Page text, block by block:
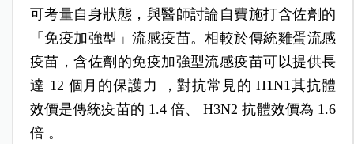
可考量自身狀態，與醫師討論自費施打含佐劑的
「免疫加強型」流感疫苗。相較於傳統雞蛋流感
疫苗，含佐劑的免疫加強型流感疫苗可以提供長
達 12 個月的保護力 ，對抗常見的 H1N1其抗體
效價是傳統疫苗的 1.4 倍、 H3N2 抗體效價為 1.6
倍 。